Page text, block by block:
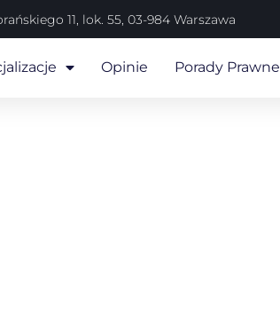
11, lok. 55, 03-984 Warszawa
Opinie Porady Prawne